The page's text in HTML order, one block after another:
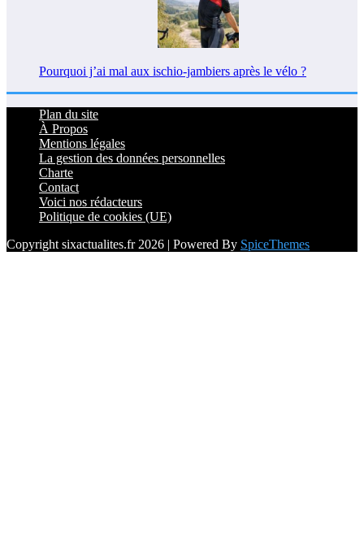
Pourquoi j’ai mal aux ischio-jambiers après le vélo ?
Plan du site
À Propos
Mentions légales
La gestion des données personnelles
Charte
Contact
Voici nos rédacteurs
Politique de cookies (UE)
Copyright sixactualites.fr 2026 | Powered By SpiceThemes